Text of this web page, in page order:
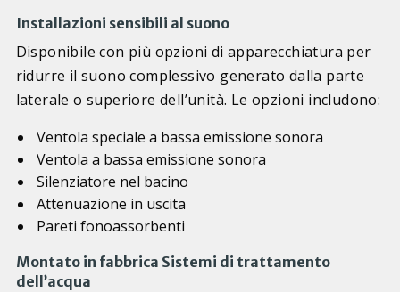
Installazioni sensibili al suono
Disponibile con più opzioni di apparecchiatura per
ridurre il suono complessivo generato dalla parte
laterale o superiore dell’unità. Le opzioni includono:
Ventola speciale a bassa emissione sonora
Ventola a bassa emissione sonora
Silenziatore nel bacino
Attenuazione in uscita
Pareti fonoassorbenti
Montato in fabbrica Sistemi di trattamento
dell’acqua